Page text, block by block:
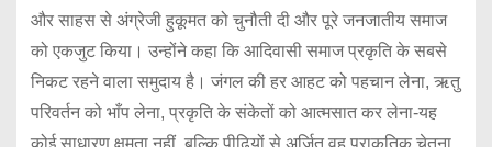
और साहस से अंग्रेजी हुकूमत को चुनौती दी और पूरे जनजातीय समाज
को एकजुट किया। उन्होंने कहा कि आदिवासी समाज प्रकृति के सबसे
निकट रहने वाला समुदाय है। जंगल की हर आहट को पहचान लेना, ऋतु
परिवर्तन को भाँप लेना, प्रकृति के संकेतों को आत्मसात कर लेना-यह
कोई साधारण क्षमता नहीं, बल्कि पीढ़ियों से अर्जित वह प्राकृतिक चेतना